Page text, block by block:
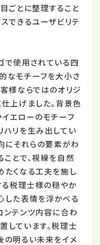
ごとに整理すること
できるユーザビリテ
で使用されている四
なモチーフを大小さ
様ならではのオリジ
上げました。背景色
エローのモチーフ
ハリを生み出してい
にそれらの要素がわ
とで、視線を自然
たくなる工夫を施し
る税理士様の穏やか
した表情を浮かべる
ンテンツ内容に合わ
しています。税理士
の明るい未来をイメ